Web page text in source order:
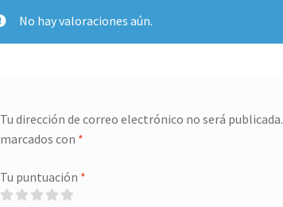
No hay valoraciones aún.
Tu dirección de correo electrónico no será publicada.
marcados con *
Tu puntuación *